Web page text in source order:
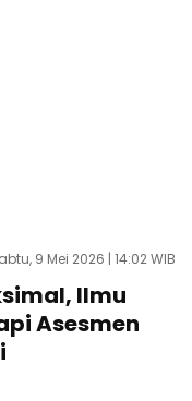
9 Mei 2026 | 14:02 WIB
Ilmu
Asesmen